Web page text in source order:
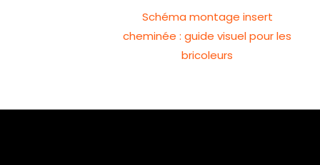
Schéma montage insert
cheminée : guide visuel pour les
bricoleurs